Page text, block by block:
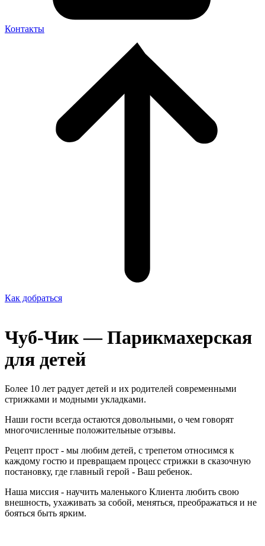
Контакты
Как добраться
Чуб-Чик — ​Парикмахерская
для детей
Более 10 лет радует детей и их родителей современными
стрижками и модными укладками.
Наши гости всегда остаются довольными, о чем говорят
многочисленные положительные отзывы.
Рецепт прост - мы любим детей, с трепетом относимся к
каждому гостю и превращаем процесс стрижки в сказочную
постановку, где главный герой - Ваш ребенок.
Наша миссия - научить маленького Клиента любить свою
внешность, ухаживать за собой, меняться, преображаться и не
бояться быть ярким.